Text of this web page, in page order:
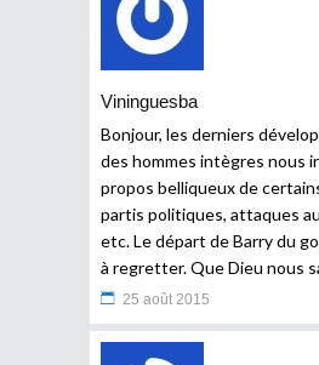
Vininguesba
Bonjour, les derniers
des hommes intègres nous
propos belliqueux de
partis politiques, attaques
etc. Le départ de Barry du
à regretter. Que Dieu nous
25 août 2015